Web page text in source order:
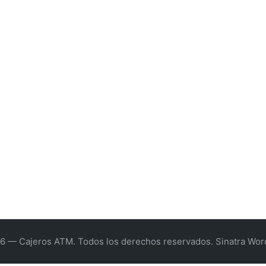
— Cajeros ATM. Todos los derechos reservados. Sinatra